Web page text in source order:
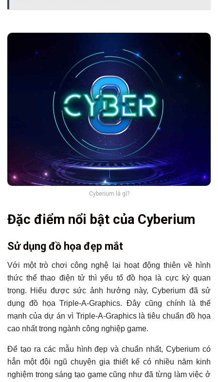
Cyberium là gì?
Đặc điểm nổi bật của Cyberium
Sử dụng đồ họa đẹp mắt
Với một trò chơi công nghệ lại hoạt động thiên về hình
thức thể thao điện tử thì yếu tố đồ họa là cực kỳ quan
trọng. Hiểu được sức ảnh hưởng này, Cyberium đã sử
dụng đồ họa Triple-A-Graphics. Đây cũng chính là thế
mạnh của dự án vì Triple-A-Graphics là tiêu chuẩn đồ họa
cao nhất trong ngành công nghiệp game.
Để tạo ra các mẫu hình đẹp và chuẩn nhất, Cyberium có
hẳn một đội ngũ chuyên gia thiết kế có nhiều năm kinh
nghiệm trong sáng tạo game cũng như đã từng làm việc ở